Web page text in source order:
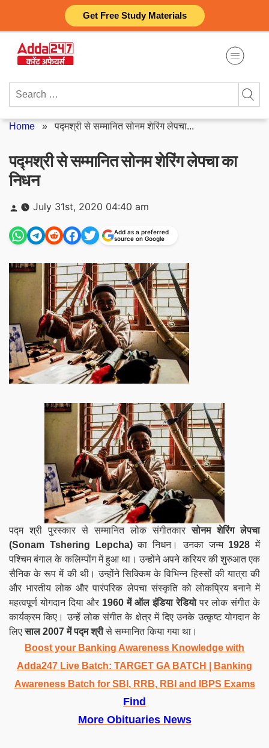
Get Free Study Materials
content
Search
Home »पद्मश्री से सम्मानित सोनम शेरिंग लेपचा...
पद्मश्री से सम्मानित सोनम शेरिंग लेपचा का
निधन
Posted
by
July 31st, 2020 04:40 am
Add as a preferred
source on Google
पद्म श्री पुरस्कार से सम्मानित लोक संगीतकारसोनम शेरिंग लेपचा
(Sonam Tshering Lepcha)का निधन। उनका जन्म 1928 में
पश्चिम बंगाल के कलिम्पोंग में हुआ था। उन्होंने अपने करियर की शुरुआत एक
सैनिक के रूप में की थी। उन्होंने सिक्किम के विभिन्न हिस्सों की यात्रा की
और भारतीय लोक और पारंपरिक लेपचा संस्कृति को लोकप्रिय बनाने में
महत्वपूर्ण योगदान दिया और 1960 में ऑल इंडिया रेडियोपर लोक संगीत के
कार्यक्रम किए। उन्हें लोक संगीत के क्षेत्र में दिए उनके उत्कृष्ट योगदान के
लिएसाल 2007 में पद्म श्रीसे सम्मानित किया गया था।
Boost your Banking Awareness Knowledge with
Adda247 Live Batch: TARGET GA BATCH
| Banking
Awareness Batch for SBI, RRB, RBI and IBPS Exams
Find
More Obituaries News